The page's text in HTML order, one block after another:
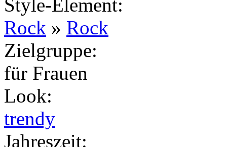
Style-Element:
Rock » Rock
Zielgruppe:
für Frauen
Look:
trendy
Jahreszeit: